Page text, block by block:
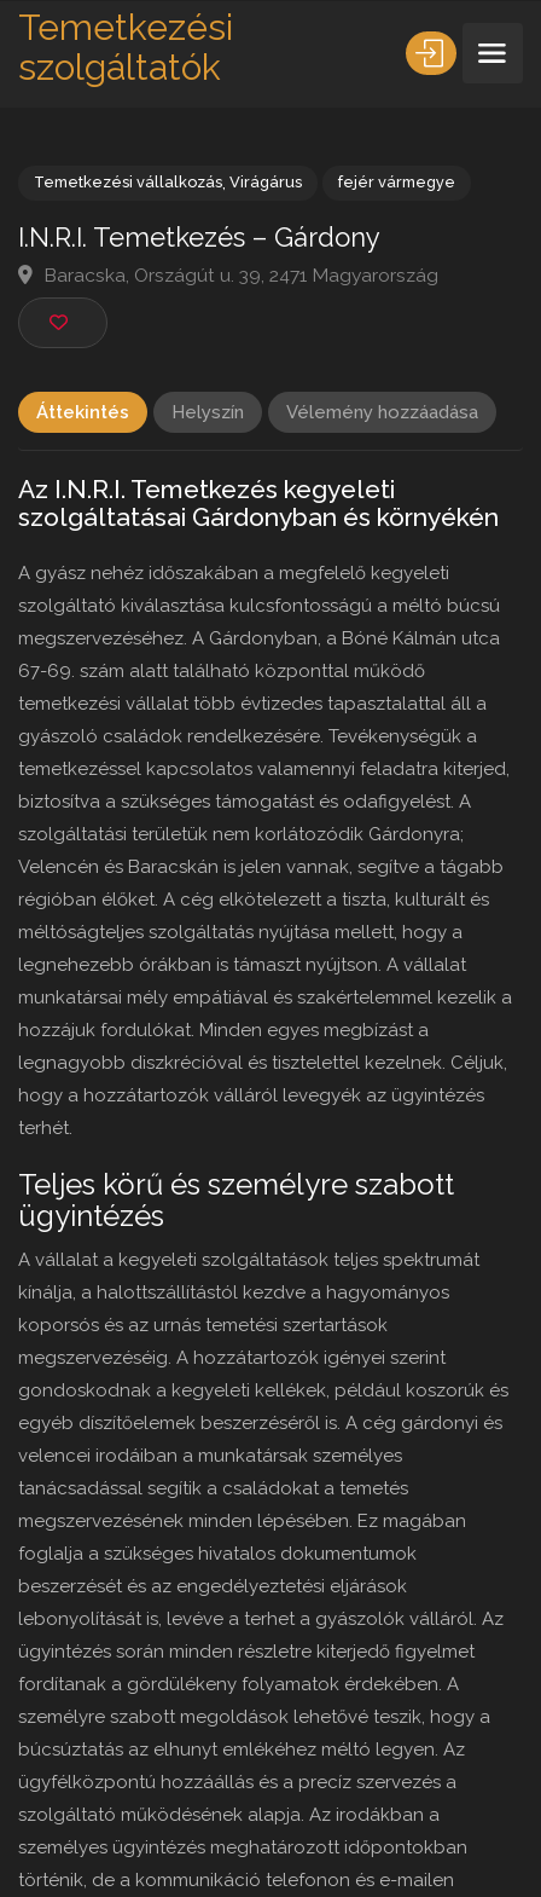
Temetkezési
szolgáltatók
I.N.R.I. Temetkezés – Gárdony
Baracska, Országút u. 39, 2471 Magyarország
Áttekintés Helyszín Vélemény hozzáadása
Az I.N.R.I. Temetkezés kegyeleti
szolgáltatásai Gárdonyban és környékén
A gyász nehéz időszakában a megfelelő kegyeleti
szolgáltató kiválasztása kulcsfontosságú a méltó búcsú
megszervezéséhez. A Gárdonyban, a Bóné Kálmán utca
67-69. szám alatt található központtal működő
temetkezési vállalat több évtizedes tapasztalattal áll a
gyászoló családok rendelkezésére. Tevékenységük a
temetkezéssel kapcsolatos valamennyi feladatra kiterjed,
biztosítva a szükséges támogatást és odafigyelést. A
szolgáltatási területük nem korlátozódik Gárdonyra;
Velencén és Baracskán is jelen vannak, segítve a tágabb
régióban élőket. A cég elkötelezett a tiszta, kulturált és
méltóságteljes szolgáltatás nyújtása mellett, hogy a
legnehezebb órákban is támaszt nyújtson. A vállalat
munkatársai mély empátiával és szakértelemmel kezelik a
hozzájuk fordulókat. Minden egyes megbízást a
legnagyobb diszkrécióval és tisztelettel kezelnek. Céljuk,
hogy a hozzátartozók válláról levegyék az ügyintézés
terhét.
Teljes körű és személyre szabott
ügyintézés
A vállalat a kegyeleti szolgáltatások teljes spektrumát
kínálja, a halottszállítástól kezdve a hagyományos
koporsós és az urnás temetési szertartások
megszervezéséig. A hozzátartozók igényei szerint
gondoskodnak a kegyeleti kellékek, például koszorúk és
egyéb díszítőelemek beszerzéséről is. A cég gárdonyi és
velencei irodáiban a munkatársak személyes
tanácsadással segítik a családokat a temetés
megszervezésének minden lépésében. Ez magában
foglalja a szükséges hivatalos dokumentumok
beszerzését és az engedélyeztetési eljárások
lebonyolítását is, levéve a terhet a gyászolók válláról. Az
ügyintézés során minden részletre kiterjedő figyelmet
fordítanak a gördülékeny folyamatok érdekében. A
személyre szabott megoldások lehetővé teszik, hogy a
búcsúztatás az elhunyt emlékéhez méltó legyen. Az
ügyfélközpontú hozzáállás és a precíz szervezés a
szolgáltató működésének alapja. Az irodákban a
személyes ügyintézés meghatározott időpontokban
történik, de a kommunikáció telefonon és e-mailen